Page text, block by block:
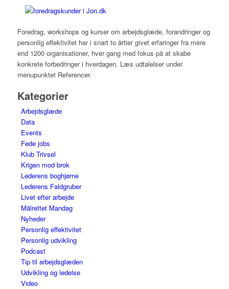
Foredrag, workshops og kurser om arbejdsglæde, forandringer og
personlig effektivitet har i snart to årtier givet erfaringer fra mere
end 1200 organisationer, hver gang med fokus på at skabe
konkrete forbedringer i hverdagen. Læs udtalelser under
menupunktet Referencer.
Kategorier
Arbejdsglæde
Data
Events
Fede jobs
Klub Trivsel
Krigen mod brok
Lederens boghjørne
Lederens Faldgruber
Livet efter arbejde
Målrettet Mandag
Nyheder
Personlig effektivitet
Personlig udvikling
Podcast
Tip til arbejdsglæden
Udvikling og ledelse
Video